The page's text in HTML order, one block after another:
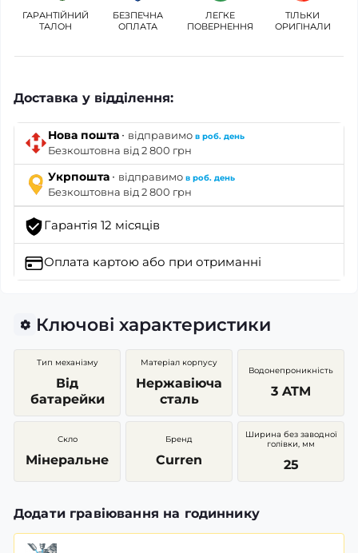
ГАРАНТІЙНИЙ
ТАЛОН
БЕЗПЕЧНА
ОПЛАТА
ЛЕГКЕ
ПОВЕРНЕННЯ
ТІЛЬКИ
ОРИГІНАЛИ
Доставка у відділення:
Нова пошта · відправимо в роб. день
Безкоштовна від 2 800 грн
Укрпошта · відправимо в роб. день
Безкоштовна від 2 800 грн
Гарантія 12 місяців
Оплата картою або при отриманні
Ключові характеристики
Тип механізму
Від
батарейки
Матеріал корпусу
Нержавіюча
сталь
Водонепроникність
3 ATM
Скло
Мінеральне
Бренд
Curren
Ширина без заводної
голівки, мм
25
Додати гравіювання на годиннику